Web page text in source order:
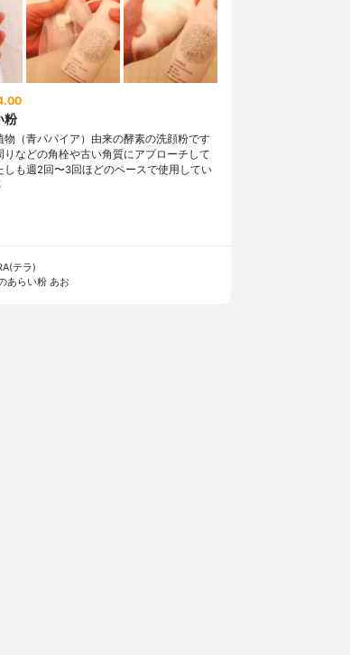
粉
物（青パパイア）由来の酵素の洗顔粉です
りなどの角栓や古い角質にアプローチして
しも週2回〜3回ほどのペースで使用してい
テラ)
あらい粉 あお